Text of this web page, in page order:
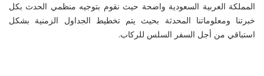
المملكة العربية السعودية واضحة حيث نقوم بتوجيه منظمي الحدث بكل
خبرتنا ومعلوماتنا المحدثة بحيث يتم تخطيط الجداول الزمنية بشكل
استباقي من أجل السفر السلس للركاب.